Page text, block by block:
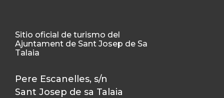
Sitio oficial de turismo del
Ajuntament de Sant Josep de Sa
Talaia
Pere Escanelles, s/n
Sant Josep de sa Talaia